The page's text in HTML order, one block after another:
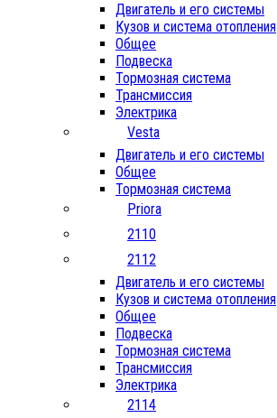
Двигатель и его системы
Кузов и система отопления
Общее
Подвеска
Тормозная система
Трансмиссия
Электрика
Vesta
Двигатель и его системы
Общее
Тормозная система
Priora
2110
2112
Двигатель и его системы
Кузов и система отопления
Общее
Подвеска
Тормозная система
Трансмиссия
Электрика
2114